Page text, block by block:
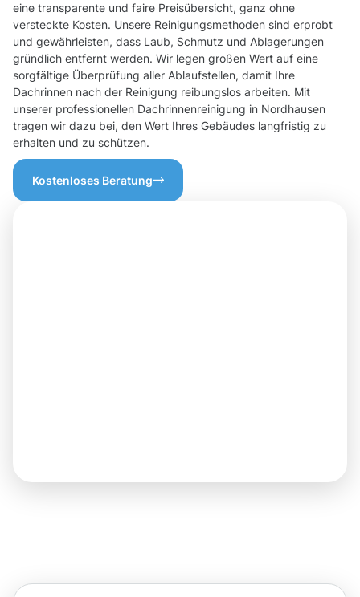
eine transparente und faire Preisübersicht, ganz ohne
versteckte Kosten. Unsere Reinigungsmethoden sind erprobt
und gewährleisten, dass Laub, Schmutz und Ablagerungen
gründlich entfernt werden. Wir legen großen Wert auf eine
sorgfältige Überprüfung aller Ablaufstellen, damit Ihre
Dachrinnen nach der Reinigung reibungslos arbeiten. Mit
unserer professionellen Dachrinnenreinigung in Nordhausen
tragen wir dazu bei, den Wert Ihres Gebäudes langfristig zu
erhalten und zu schützen.
Kostenloses Beratung